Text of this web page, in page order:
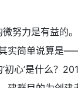
努力是有益的
实简单说算是
初心’是什么？